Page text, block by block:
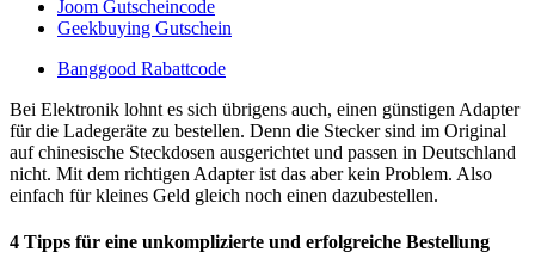
Joom Gutscheincode
Geekbuying Gutschein
Banggood Rabattcode
Bei Elektronik lohnt es sich übrigens auch, einen günstigen Adapter
für die Ladegeräte zu bestellen. Denn die Stecker sind im Original
auf chinesische Steckdosen ausgerichtet und passen in Deutschland
nicht. Mit dem richtigen Adapter ist das aber kein Problem. Also
einfach für kleines Geld gleich noch einen dazubestellen.
4 Tipps für eine unkomplizierte und erfolgreiche Bestellung